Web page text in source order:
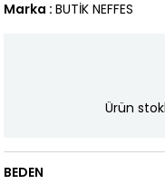
Marka : BUTİK NEFFES
Ürün
BEDEN